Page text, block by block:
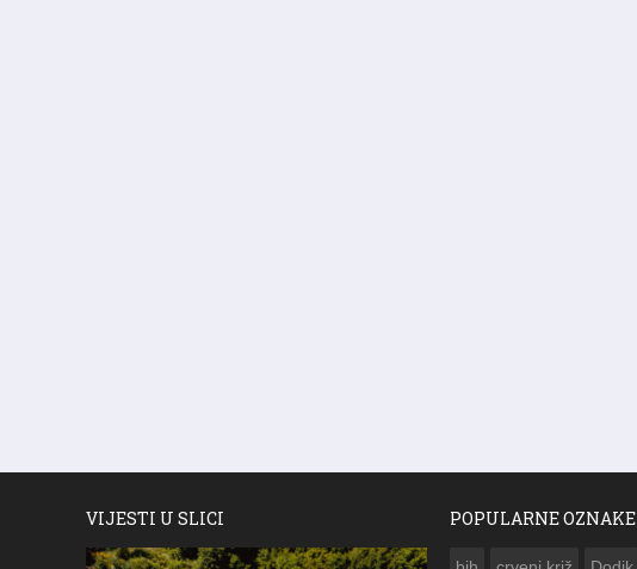
VIJESTI U SLICI POPULARNE OZNAKE